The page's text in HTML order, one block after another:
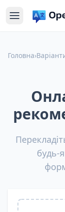
Головна›
будь-